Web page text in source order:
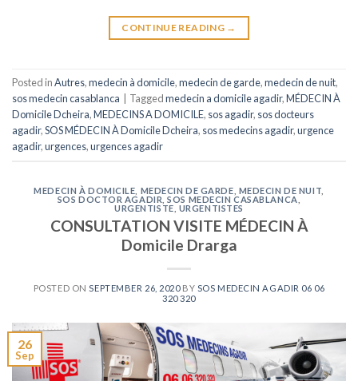
CONTINUE READING →
Posted inAutres,medecin à domicile,medecin de garde,medecin de nuit,
sos medecin casablanca
Taggedmedecin a domicile agadir,MÉDECIN À
Domicile Dcheira,MEDECINS A DOMICILE, sos agadir, sos docteurs
agadir,SOS MÉDECIN À Domicile Dcheira, sos medecins agadir,urgence
agadir,urgences,urgences agadir
MEDECIN À DOMICILE MEDECIN DE GARDE MEDECIN DE NUIT
SOS DOCTOR AGADIR ,SOS MEDECIN CASABLANCA
URGENTISTE URGENTISTES
CONSULTATION VISITE MÉDECIN À
Domicile Drarga
POSTED ONSEPTEMBER 26, 2020BY SOS MEDECIN AGADIR 06 06
320 320
26
Sep